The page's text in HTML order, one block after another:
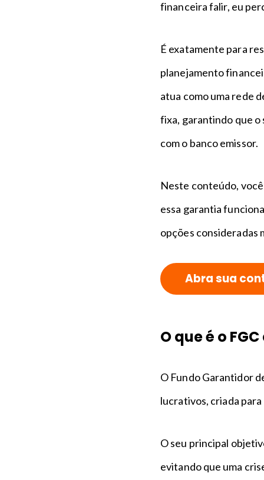
financeira falir, eu
É exatamente para
planejamento
atua como uma rede
fixa, garantindo que
com o banco emissor.
Neste conteúdo,
essa garantia
opções consideradas
Abra sua
O que é o
O Fundo Garantidor
lucrativos, criada
O seu principal
evitando que uma